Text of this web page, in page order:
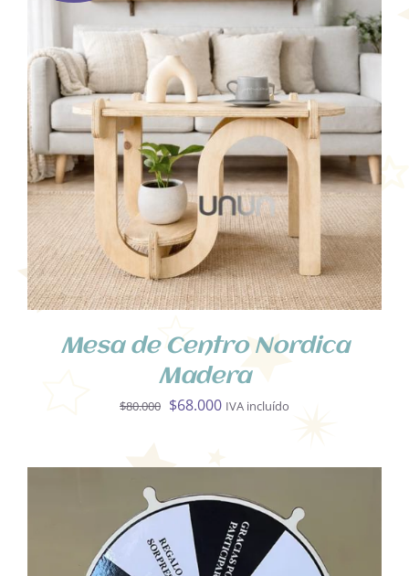
AÑADIR AL CARRITO
/
DETALLES
Mesa de Centro Nordica
Madera
$80.000 El
$80.000.
$68.000El
$68.000.
IVA incluído